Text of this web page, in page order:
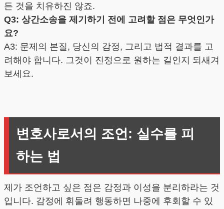
든 것을 치유하진 않죠.
Q3: 상간소송을 제기하기 전에 고려할 점은 무엇인가
요?
A3: 문제의 본질, 당신의 감정, 그리고 법적 결과를 고
려해야 합니다. 그것이 진정으로 원하는 길인지 되새겨
보세요.
변호사로서의 조언: 실수를 피
하는 법
제가 조언하고 싶은 점은 감정과 이성을 분리하라는 것
입니다. 감정에 휘둘려 행동하면 나중에 후회할 수 있